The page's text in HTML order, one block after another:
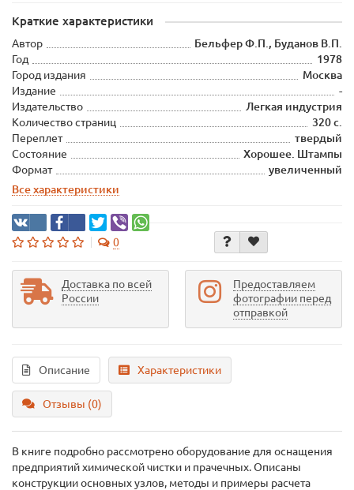
Краткие характеристики
Автор
Бельфер Ф.П., Буданов В.П.
Год
1978
Город издания
Москва
Издание
-
Издательство
Легкая индустрия
Количество страниц
320 с.
Переплет
твердый
Состояние
Хорошее. Штампы
Формат
увеличенный
Все характеристики
0
Доставка по всей
России
Предоставляем
фотографии перед
отправкой
Описание Характеристики
Отзывы (0)
В книге подробно рассмотрено оборудование для оснащения
предприятий химической чистки и прачечных. Описаны
конструкции основных узлов, методы и примеры расчета